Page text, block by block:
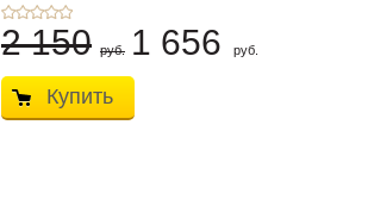
2 150 руб. 1 656 руб.
Купить